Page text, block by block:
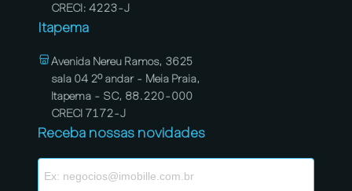
CRECI: 4223-J
Itapema
Avenida Nereu Ramos, 3625
sala 04 2º andar - Meia Praia,
Itapema - SC, 88.220-000
CRECI 7172-J
Receba nossas novidades